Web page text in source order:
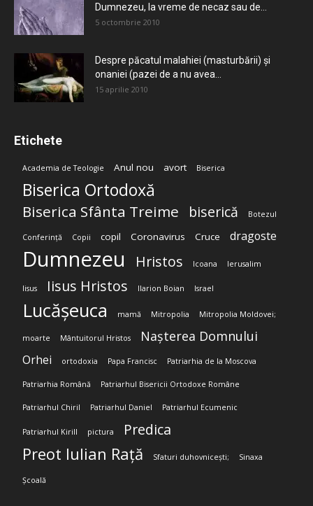
Dumnezeu, la vreme de necaz sau de...
5 octombrie 2010
Despre păcatul malahiei (masturbării) şi
onaniei (pazei de a nu avea...
15 aprilie 2010
Etichete
Academia de Teologie Anul nou avort Biserica
Biserica Ortodoxă
Biserica Sfânta Treime biserică Botezul
Conferință Copii copil Coronavirus Cruce dragoste
Dumnezeu Hristos Icoana Ierusalim
Iisus Iisus Hristos Ilarion Boian Israel
Lucășeuca mamă Mitropolia Mitropolia Moldovei;
moarte Mântuitorul Hristos Nașterea Domnului
Orhei ortodoxia Papa Francisc Patriarhia de la Moscova
Patriarhia Română Patriarhul Bisericii Ortodoxe Române
Patriarhul Chiril Patriarhul Daniel Patriarhul Ecumenic
Patriarhul Kirill pictura Predica
Preot Iulian Rață Sfaturi duhovnicești; Sinaxa
Școală